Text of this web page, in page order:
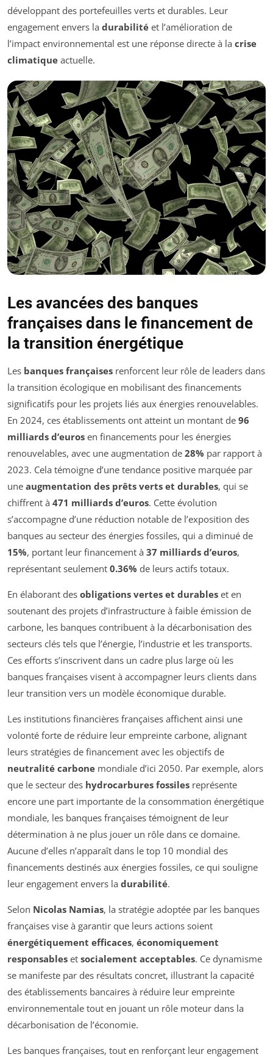
développant des portefeuilles verts et durables. Leur
engagement envers la durabilité et l’amélioration de
l’impact environnemental est une réponse directe à la crise
climatique actuelle.
Les avancées des banques
françaises dans le financement de
la transition énergétique
Les banques françaises renforcent leur rôle de leaders dans
la transition écologique en mobilisant des financements
significatifs pour les projets liés aux énergies renouvelables.
En 2024, ces établissements ont atteint un montant de 96
milliards d’euros en financements pour les énergies
renouvelables, avec une augmentation de 28% par rapport à
2023. Cela témoigne d’une tendance positive marquée par
une augmentation des prêts verts et durables, qui se
chiffrent à 471 milliards d’euros. Cette évolution
s’accompagne d’une réduction notable de l’exposition des
banques au secteur des énergies fossiles, qui a diminué de
15%, portant leur financement à 37 milliards d’euros,
représentant seulement 0.36% de leurs actifs totaux.
En élaborant des obligations vertes et durables et en
soutenant des projets d’infrastructure à faible émission de
carbone, les banques contribuent à la décarbonisation des
secteurs clés tels que l’énergie, l’industrie et les transports.
Ces efforts s’inscrivent dans un cadre plus large où les
banques françaises visent à accompagner leurs clients dans
leur transition vers un modèle économique durable.
Les institutions financières françaises affichent ainsi une
volonté forte de réduire leur empreinte carbone, alignant
leurs stratégies de financement avec les objectifs de
neutralité carbone mondiale d’ici 2050. Par exemple, alors
que le secteur des hydrocarbures fossiles représente
encore une part importante de la consommation énergétique
mondiale, les banques françaises témoignent de leur
détermination à ne plus jouer un rôle dans ce domaine.
Aucune d’elles n’apparaît dans le top 10 mondial des
financements destinés aux énergies fossiles, ce qui souligne
leur engagement envers la durabilité.
Selon Nicolas Namias, la stratégie adoptée par les banques
françaises vise à garantir que leurs actions soient
énergétiquement efficaces, économiquement
responsables et socialement acceptables. Ce dynamisme
se manifeste par des résultats concret, illustrant la capacité
des établissements bancaires à réduire leur empreinte
environnementale tout en jouant un rôle moteur dans la
décarbonisation de l’économie.
Les banques françaises, tout en renforçant leur engagement